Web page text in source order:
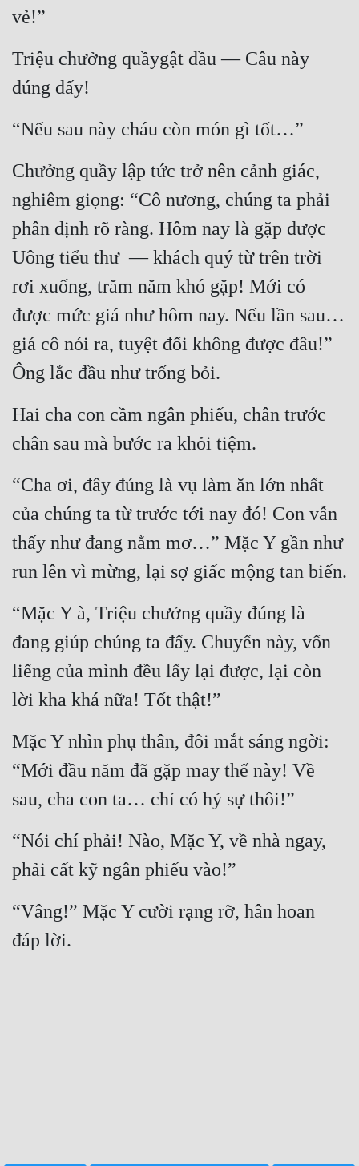
vẻ!”
Triệu chưởng quầygật đầu — Câu này
đúng đấy!
“Nếu sau này cháu còn món gì tốt…”
Chưởng quầy lập tức trở nên cảnh giác,
nghiêm giọng: “Cô nương, chúng ta phải
phân định rõ ràng. Hôm nay là gặp được
Uông tiểu thư  — khách quý từ trên trời
rơi xuống, trăm năm khó gặp! Mới có
được mức giá như hôm nay. Nếu lần sau…
giá cô nói ra, tuyệt đối không được đâu!”
Ông lắc đầu như trống bỏi.
Hai cha con cầm ngân phiếu, chân trước
chân sau mà bước ra khỏi tiệm.
“Cha ơi, đây đúng là vụ làm ăn lớn nhất
của chúng ta từ trước tới nay đó! Con vẫn
thấy như đang nằm mơ…” Mặc Y gần như
run lên vì mừng, lại sợ giấc mộng tan biến.
“Mặc Y à, Triệu chưởng quầy đúng là
đang giúp chúng ta đấy. Chuyến này, vốn
liếng của mình đều lấy lại được, lại còn
lời kha khá nữa! Tốt thật!”
Mặc Y nhìn phụ thân, đôi mắt sáng ngời:
“Mới đầu năm đã gặp may thế này! Về
sau, cha con ta… chỉ có hỷ sự thôi!”
“Nói chí phải! Nào, Mặc Y, về nhà ngay,
phải cất kỹ ngân phiếu vào!”
“Vâng!” Mặc Y cười rạng rỡ, hân hoan
đáp lời.